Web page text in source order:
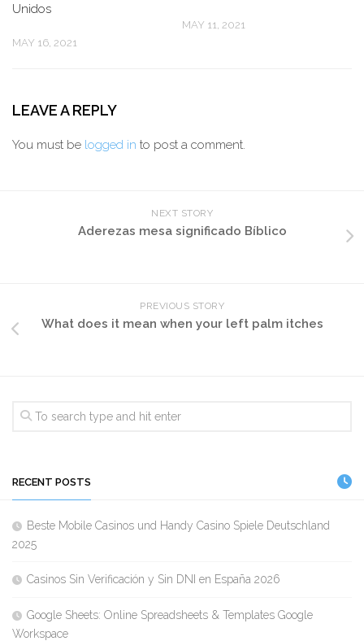
Unidos
MAY 16, 2021
MAY 11, 2021
LEAVE A REPLY
You must be logged in to post a comment.
NEXT STORY
Aderezas mesa significado Bíblico
PREVIOUS STORY
What does it mean when your left palm itches
RECENT POSTS
Beste Mobile Casinos und Handy Casino Spiele Deutschland
2025
Casinos Sin Verificación y Sin DNI en España 2026
Google Sheets: Online Spreadsheets & Templates Google
Workspace